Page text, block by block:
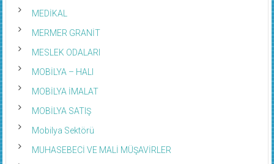
MEDİKAL
MERMER GRANİT
MESLEK ODALARI
MOBİLYA – HALI
MOBİLYA İMALAT
MOBİLYA SATIŞ
Mobilya Sektörü
MUHASEBECİ VE MALİ MÜŞAVİRLER